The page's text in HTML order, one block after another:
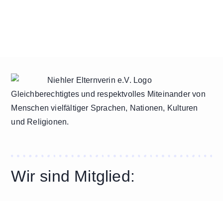
Gleichberechtigtes und respektvolles Miteinander von
Menschen vielfältiger Sprachen, Nationen, Kulturen
und Religionen.
Wir sind Mitglied: